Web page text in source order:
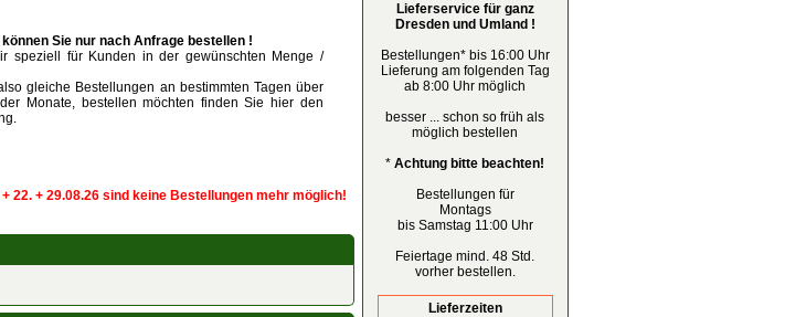
Sie nur nach Anfrage bestellen !
speziell für Kunden in der gewünschten Menge /
gleiche Bestellungen an bestimmten Tagen über
Monate, bestellen möchten finden Sie hier den
22. + 29.08.26 sind keine Bestellungen mehr möglich!
Lieferservice für ganz
Dresden und Umland !
Bestellungen* bis 16:00 Uhr
Lieferung am folgenden Tag
ab 8:00 Uhr möglich
besser ... schon so früh als
möglich bestellen
*Achtung bitte beachten!
Bestellungen für
Montags
bis Samstag 11:00 Uhr
Feiertage mind. 48 Std.
vorher bestellen.
Lieferzeiten